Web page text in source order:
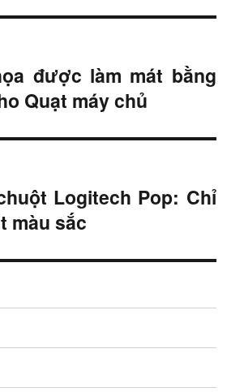
được làm mát bằng
Quạt máy chủ
Logitech Pop: Chỉ
màu sắc